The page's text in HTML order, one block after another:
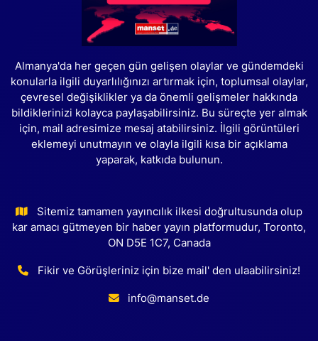
Almanya'da her geçen gün gelişen olaylar ve gündemdeki
konularla ilgili duyarlılığınızı artırmak için, toplumsal olaylar,
çevresel değişiklikler ya da önemli gelişmeler hakkında
bildiklerinizi kolayca paylaşabilirsiniz. Bu süreçte yer almak
için, mail adresimize mesaj atabilirsiniz. İlgili görüntüleri
eklemeyi unutmayın ve olayla ilgili kısa bir açıklama
yaparak, katkıda bulunun.
Sitemiz tamamen yayıncılık ilkesi doğrultusunda olup
kar amacı gütmeyen bir haber yayın platformudur, Toronto,
ON D5E 1C7, Canada
Fikir ve Görüşleriniz için bize mail' den ulaabilirsiniz!
info@manset.de